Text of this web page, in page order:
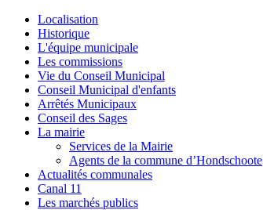
Localisation
Historique
L'équipe municipale
Les commissions
Vie du Conseil Municipal
Conseil Municipal d'enfants
Arrêtés Municipaux
Conseil des Sages
La mairie
Services de la Mairie
Agents de la commune d’Hondschoote
Actualités communales
Canal 11
Les marchés publics